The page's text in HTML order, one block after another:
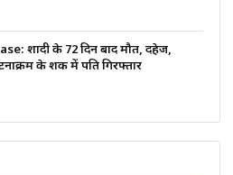
शादी के 72 दिन बाद मौत, दहेज,
के शक में पति गिरफ्तार